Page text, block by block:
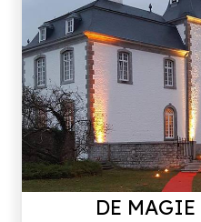
DE MAGIE